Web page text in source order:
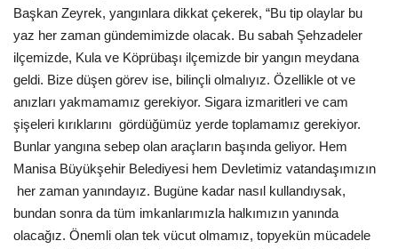
Başkan Zeyrek, yangınlara dikkat çekerek, “Bu tip olaylar bu
yaz her zaman gündemimizde olacak. Bu sabah Şehzadeler
ilçemizde, Kula ve Köprübaşı ilçemizde bir yangın meydana
geldi. Bize düşen görev ise, bilinçli olmalıyız. Özellikle ot ve
anızları yakmamamız gerekiyor. Sigara izmaritleri ve cam
şişeleri kırıklarını gördüğümüz yerde toplamamız gerekiyor.
Bunlar yangına sebep olan araçların başında geliyor. Hem
Manisa Büyükşehir Belediyesi hem Devletimiz vatandaşımızın
her zaman yanındayız. Bugüne kadar nasıl kullandıysak,
bundan sonra da tüm imkanlarımızla halkımızın yanında
olacağız. Önemli olan tek vücut olmamız, topyekün mücadele